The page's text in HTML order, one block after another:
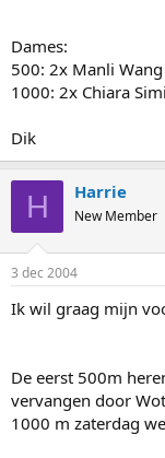
Dames:
500: 2x Manli Wang
1000: 2x Chiara
Dik
H Harrie
New Member
3 dec 2004
Ik wil graag mijn
De eerst 500m
vervangen door
1000 m zaterdag